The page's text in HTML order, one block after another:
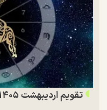
تقویم اردیبهشت ۱۴۰۵ و روز‌های تعطیل این ماه